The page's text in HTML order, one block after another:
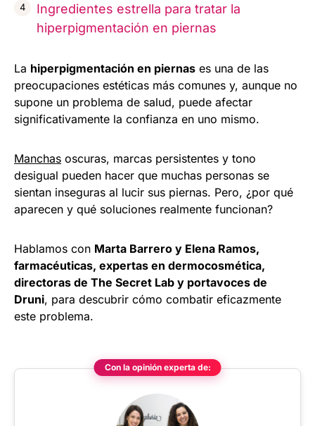
Ingredientes estrella para tratar la
hiperpigmentación en piernas
La hiperpigmentación en piernas es una de las
preocupaciones estéticas más comunes y, aunque no
supone un problema de salud, puede afectar
significativamente la confianza en uno mismo.
Manchas oscuras, marcas persistentes y tono
desigual pueden hacer que muchas personas se
sientan inseguras al lucir sus piernas. Pero, ¿por qué
aparecen y qué soluciones realmente funcionan?
Hablamos con Marta Barrero y Elena Ramos,
farmacéuticas, expertas en dermocosmética,
directoras de The Secret Lab y portavoces de
Druni, para descubrir cómo combatir eficazmente
este problema.
Con la opinión experta de: